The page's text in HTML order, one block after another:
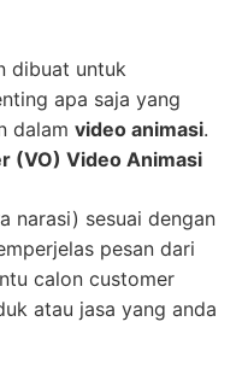
dibuat untuk
apa saja yang
dalam video animasi.
(VO) Video Animasi
narasi) sesuai dengan
pesan dari
calon customer
atau jasa yang anda